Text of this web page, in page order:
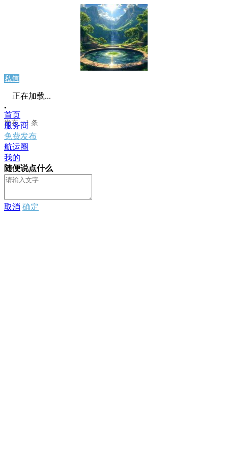
私信
.
发布：1 条
正在加载...
首页
服务商
免费发布
航运圈
我的
随便说点什么
取消 确定